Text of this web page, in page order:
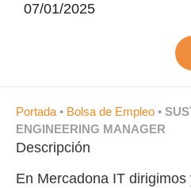
07/01/2025
Portada • Bolsa de Empleo •
ENGINEERING MANAGER
Descripción
En Mercadona IT